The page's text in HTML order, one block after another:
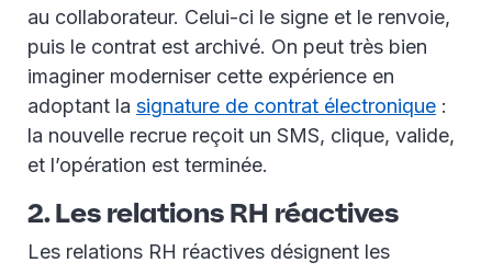
au collaborateur. Celui-ci le signe et le renvoie,
puis le contrat est archivé. On peut très bien
imaginer moderniser cette expérience en
adoptant la signature de contrat électronique :
la nouvelle recrue reçoit un SMS, clique, valide,
et l’opération est terminée.
2. Les relations RH réactives
Les relations RH réactives désignent les